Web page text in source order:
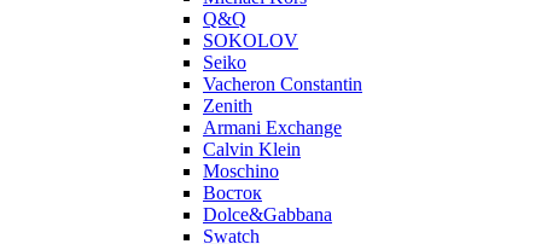
Q&Q
SOKOLOV
Seiko
Vacheron Constantin
Zenith
Armani Exchange
Calvin Klein
Moschino
Восток
Dolce&Gabbana
Swatch